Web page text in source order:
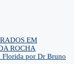
EM
ROCHA
Florida por Dr Bruno